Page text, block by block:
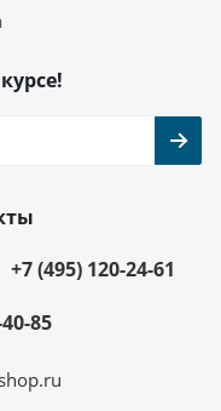
+7 (495) 120-24-61
85